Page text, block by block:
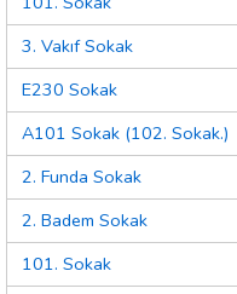
3. Vakıf Sokak
E230 Sokak
A101 Sokak (102. Sokak.)
2. Funda Sokak
2. Badem Sokak
101. Sokak